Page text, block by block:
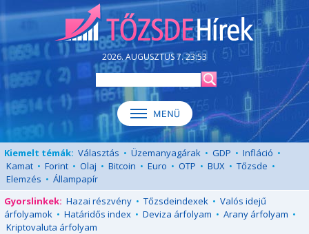
2026. AUGUSZTUS 7. 23:53
Kiemelt témák: Választás • Üzemanyagárak • GDP • Infláció •
Kamat • Forint • Olaj • Bitcoin • Euro • OTP • BUX • Tőzsde •
Elemzés • Állampapír
Gyorslinkek: Hazai részvény • Tőzsdeindexek • Valós idejű
árfolyamok • Határidős index • Deviza árfolyam • Arany árfolyam •
Kriptovaluta árfolyam